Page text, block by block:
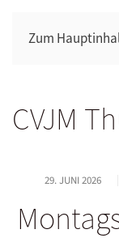
Zum
CVJM
29. JUNI 2026